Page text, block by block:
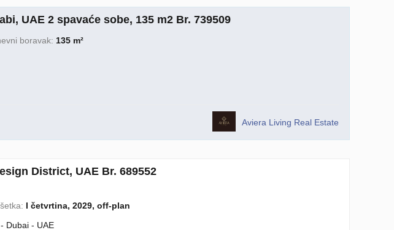
UAE 2 spavaće sobe, 135 m2 Br. 739509
boravak: 135 m²
Aviera Living Real Estate
District, UAE Br. 689552
I četvrtina, 2029, off-plan
Dubai - UAE